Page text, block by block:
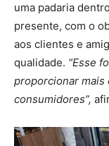
uma padaria
presente, com o
aos clientes e
qualidade. “Esse
proporcionar mais
consumidores”,